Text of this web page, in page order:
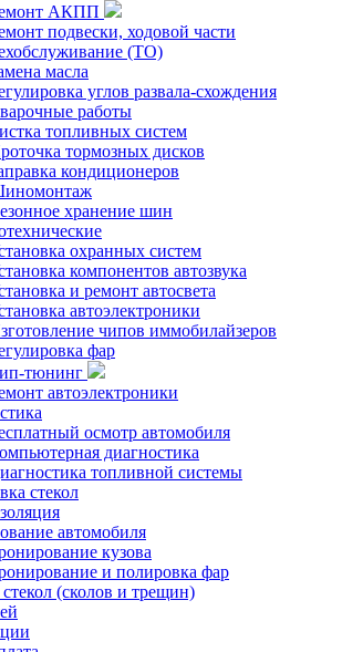
АКПП
подвески, ходовой части
(ТО)
масла
углов развала-схождения
работы
топливных систем
тормозных дисков
кондиционеров
хранение шин
охранных систем
компонентов автозвука
и ремонт автосвета
автоэлектроники
чипов иммобилайзеров
фар
тюнинг
автоэлектроники
осмотр автомобиля
диагностика
топливной системы
стекол
автомобиля
кузова
и полировка фар
(сколов и трещин)